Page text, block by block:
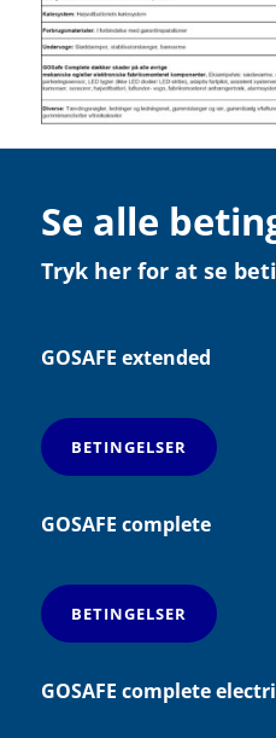
Se alle
Tryk her for at se
GOSAFE extended
BETINGELSER
GOSAFE complete
BETINGELSER
GOSAFE complete